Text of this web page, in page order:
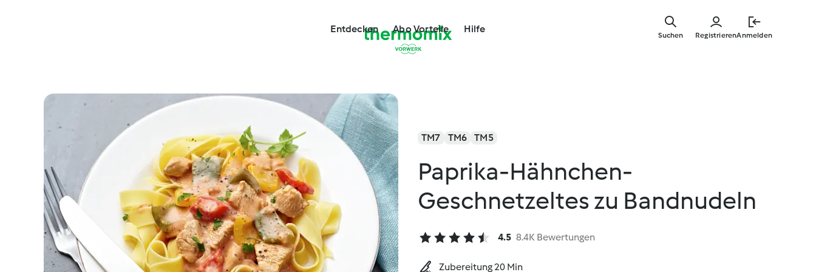
Entdecken Abo Vorteile Hilfe
RegistrierenAnmelden
Suchen
TM7 TM6 TM5
Paprika-Hähnchen-
Geschnetzeltes zu Bandnudeln
4.5 8.4K Bewertungen
Zubereitung 20 Min